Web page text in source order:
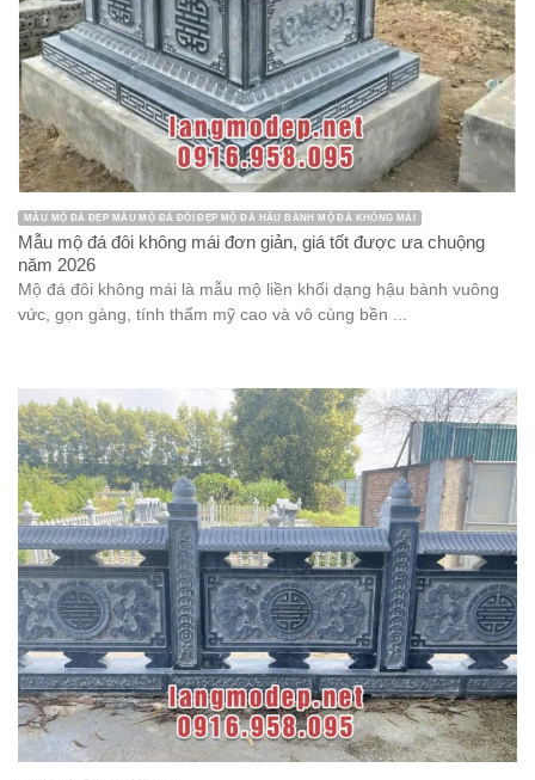
MẪU MỘ ĐÁ ĐẸP MẪU MỘ ĐÁ ĐÔI ĐẸP MỘ ĐÁ HẬU BÀNH MỘ ĐÁ KHÔNG MÁI
Mẫu mộ đá đôi không mái đơn giản, giá tốt được ưa chuộng
năm 2026
Mộ đá đôi không mái là mẫu mộ liền khối dạng hậu bành vuông
vức, gọn gàng, tính thẩm mỹ cao và vô cùng bền ...